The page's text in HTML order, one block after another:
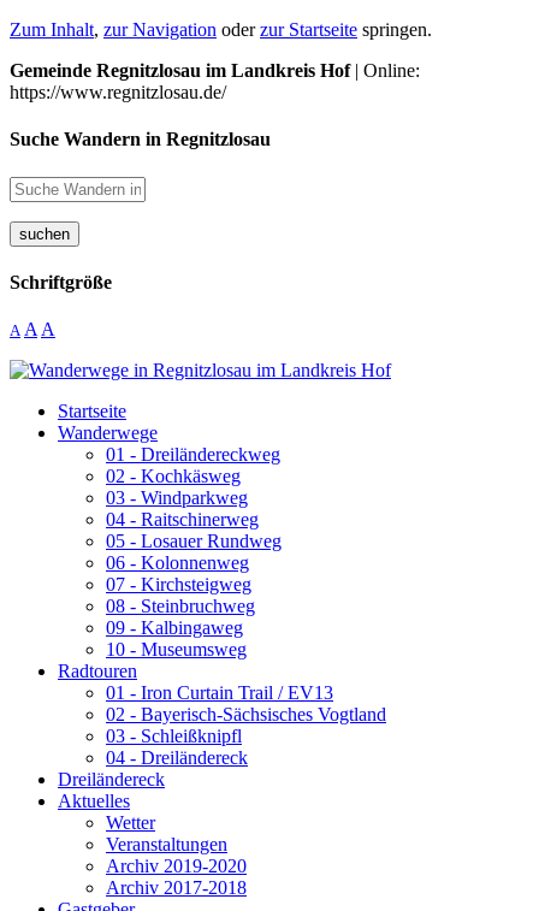
Zum Inhalt, zur Navigation oderzur Startseite springen.
Gemeinde Regnitzlosau im Landkreis Hof| Online:
https://www.regnitzlosau.de/
Suche Wandern in Regnitzlosau
suchen
Schriftgröße
A A A
Startseite
Wanderwege
01 - Dreiländereckweg
02 - Kochkäsweg
03 - Windparkweg
04 - Raitschinerweg
05 - Losauer Rundweg
06 - Kolonnenweg
07 - Kirchsteigweg
08 - Steinbruchweg
09 - Kalbingaweg
10 - Museumsweg
Radtouren
01 - Iron Curtain Trail / EV13
02 - Bayerisch-Sächsisches Vogtland
03 - Schleißknipfl
04 - Dreiländereck
Dreiländereck
Aktuelles
Wetter
Veranstaltungen
Archiv 2019-2020
Archiv 2017-2018